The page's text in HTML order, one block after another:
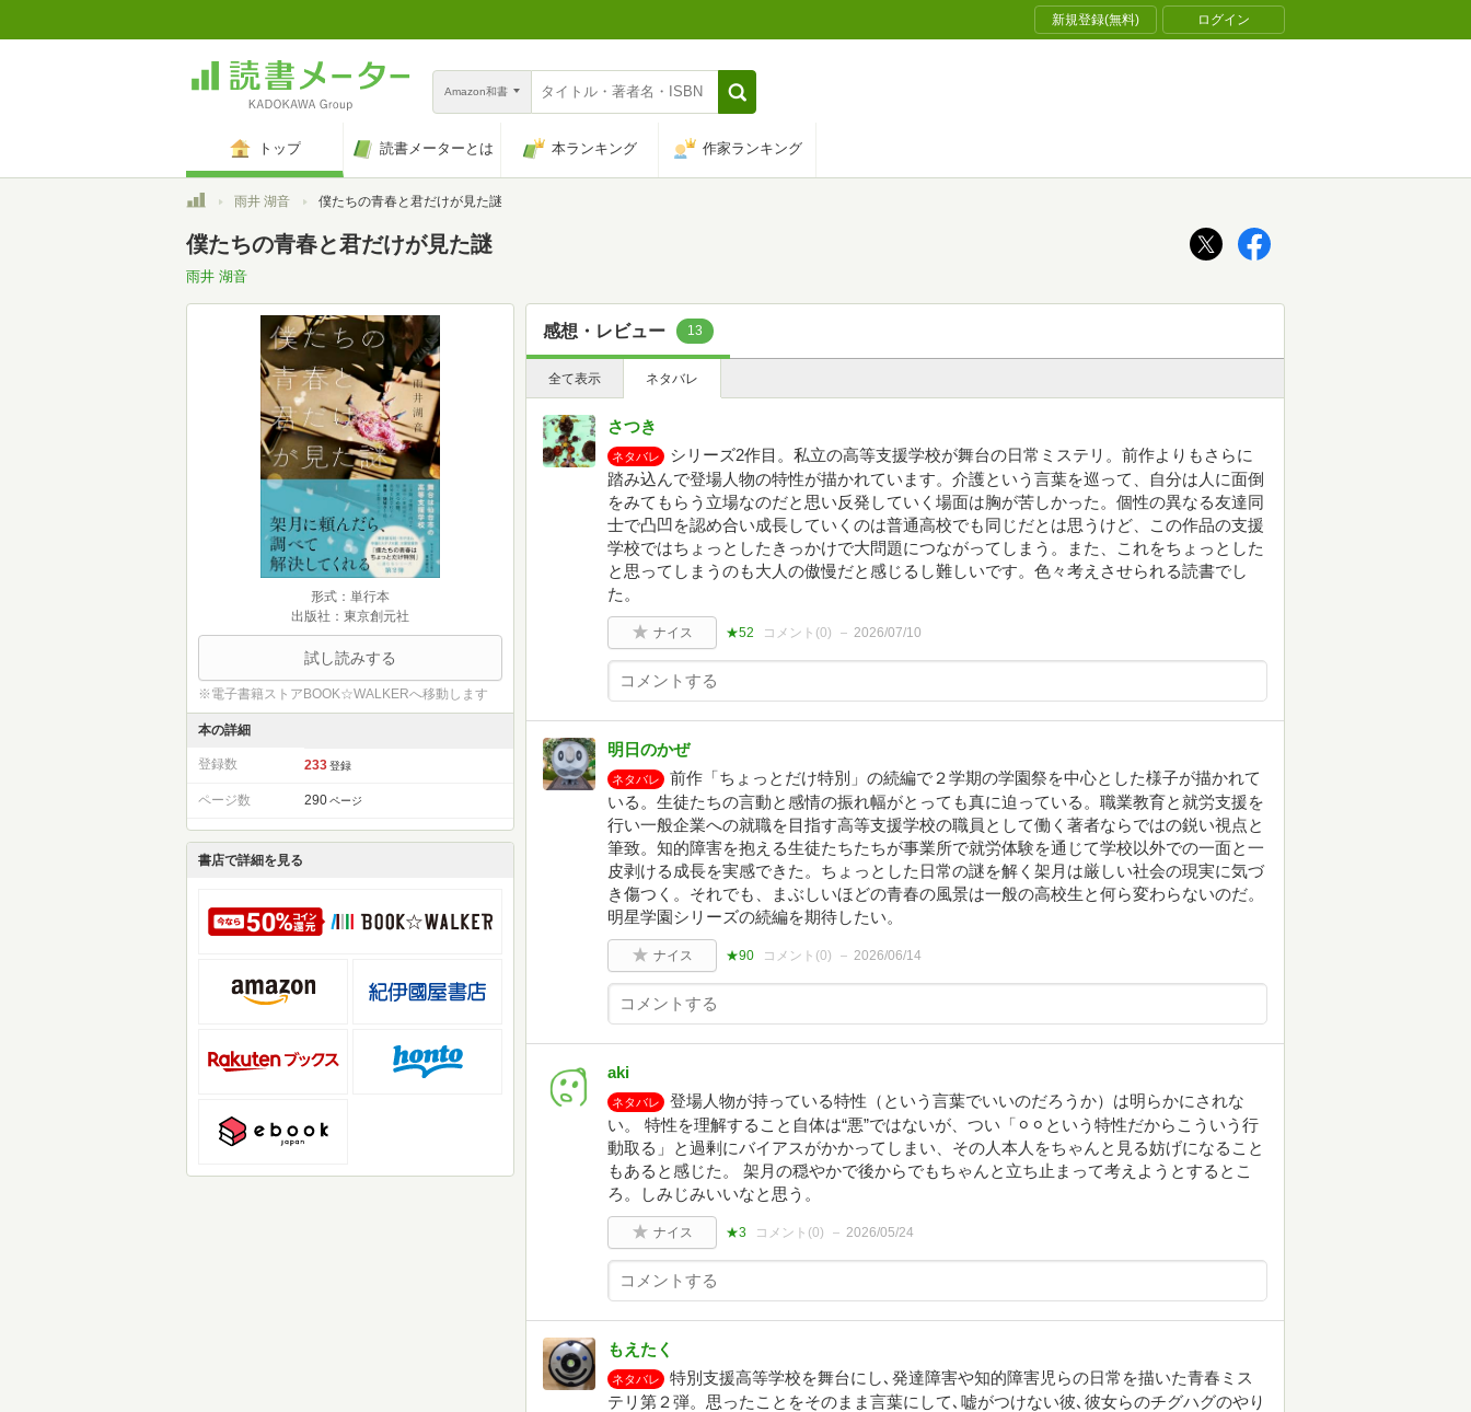
新規登録(無料) ログイン
Amazon和書
トップ 読書メーターとは 本ランキング 作家ランキング
トップ雨井 湖音 僕たちの青春と君だけが見た謎
僕たちの青春と君だけが見た謎
雨井 湖音
形式：単行本
出版社：東京創元社
試し読みする
※電子書籍ストアBOOK☆WALKERへ移動します
本の詳細
登録数 233 登録
ページ数 290 ページ
書店で詳細を見る
感想・レビュー 13
全て表示 ネタバレ
さつき
ネタバレ
シリーズ2作目。私立の高等支援学校が舞台の日常ミステリ。前作よりもさらに
踏み込んで登場人物の特性が描かれています。介護という言葉を巡って、自分は人に面倒
をみてもらう立場なのだと思い反発していく場面は胸が苦しかった。個性の異なる友達同
士で凸凹を認め合い成長していくのは普通高校でも同じだとは思うけど、この作品の支援
学校ではちょっとしたきっかけで大問題につながってしまう。また、これをちょっとした
と思ってしまうのも大人の傲慢だと感じるし難しいです。色々考えさせられる読書でし
た。
ナイス ★52 コメント(0) 2026/07/10
明日のかぜ
ネタバレ
前作「ちょっとだけ特別」の続編で２学期の学園祭を中心とした様子が描かれて
いる。生徒たちの言動と感情の振れ幅がとっても真に迫っている。職業教育と就労支援を
行い一般企業への就職を目指す高等支援学校の職員として働く著者ならではの鋭い視点と
筆致。知的障害を抱える生徒たちたちが事業所で就労体験を通じて学校以外での一面と一
皮剥ける成長を実感できた。ちょっとした日常の謎を解く架月は厳しい社会の現実に気づ
き傷つく。それでも、まぶしいほどの青春の風景は一般の高校生と何ら変わらないのだ。
明星学園シリーズの続編を期待したい。
ナイス ★90 コメント(0) 2026/06/14
aki
ネタバレ
登場人物が持っている特性（という言葉でいいのだろうか）は明らかにされな
い。 特性を理解すること自体は“悪”ではないが、つい「⚪︎⚪︎という特性だからこういう行
動取る」と過剰にバイアスがかかってしまい、その人本人をちゃんと見る妨げになること
もあると感じた。 架月の穏やかで後からでもちゃんと立ち止まって考えようとするとこ
ろ。しみじみいいなと思う。
ナイス ★3 コメント(0) 2026/05/24
もえたく
ネタバレ
特別支援高等学校を舞台にし､発達障害や知的障害児らの日常を描いた青春ミス
テリ第２弾。思ったことをそのまま言葉にして､嘘がつけない彼､彼女らのチグハグのやり